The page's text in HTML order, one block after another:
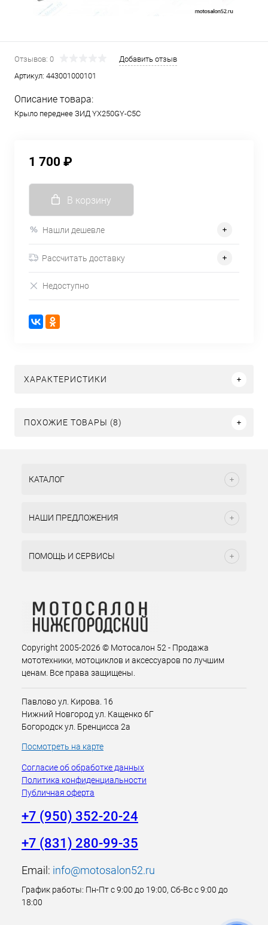
Отзывов: 0
Добавить отзыв
Артикул: 443001000101
Описание товара:
Крыло переднее ЗИД YX250GY-C5C
1 700 ₽
В корзину
Нашли дешевле
Рассчитать доставку
Недоступно
ХАРАКТЕРИСТИКИ
ПОХОЖИЕ ТОВАРЫ (8)
КАТАЛОГ
НАШИ ПРЕДЛОЖЕНИЯ
ПОМОЩЬ И СЕРВИСЫ
Copyright 2005-2026 © Мотосалон 52 - Продажа
мототехники, мотоциклов и аксессуаров по лучшим
ценам. Все права защищены.
Павлово ул. Кирова. 16
Нижний Новгород ул. Кащенко 6Г
Богородск ул. Бренцисса 2а
Посмотреть на карте
Согласие об обработке данных
Политика конфиденциальности
Публичная оферта
+7 (950) 352-20-24
+7 (831) 280-99-35
Email: info@motosalon52.ru
График работы: Пн-Пт с 9:00 до 19:00, Сб-Вс с 9:00 до
18:00